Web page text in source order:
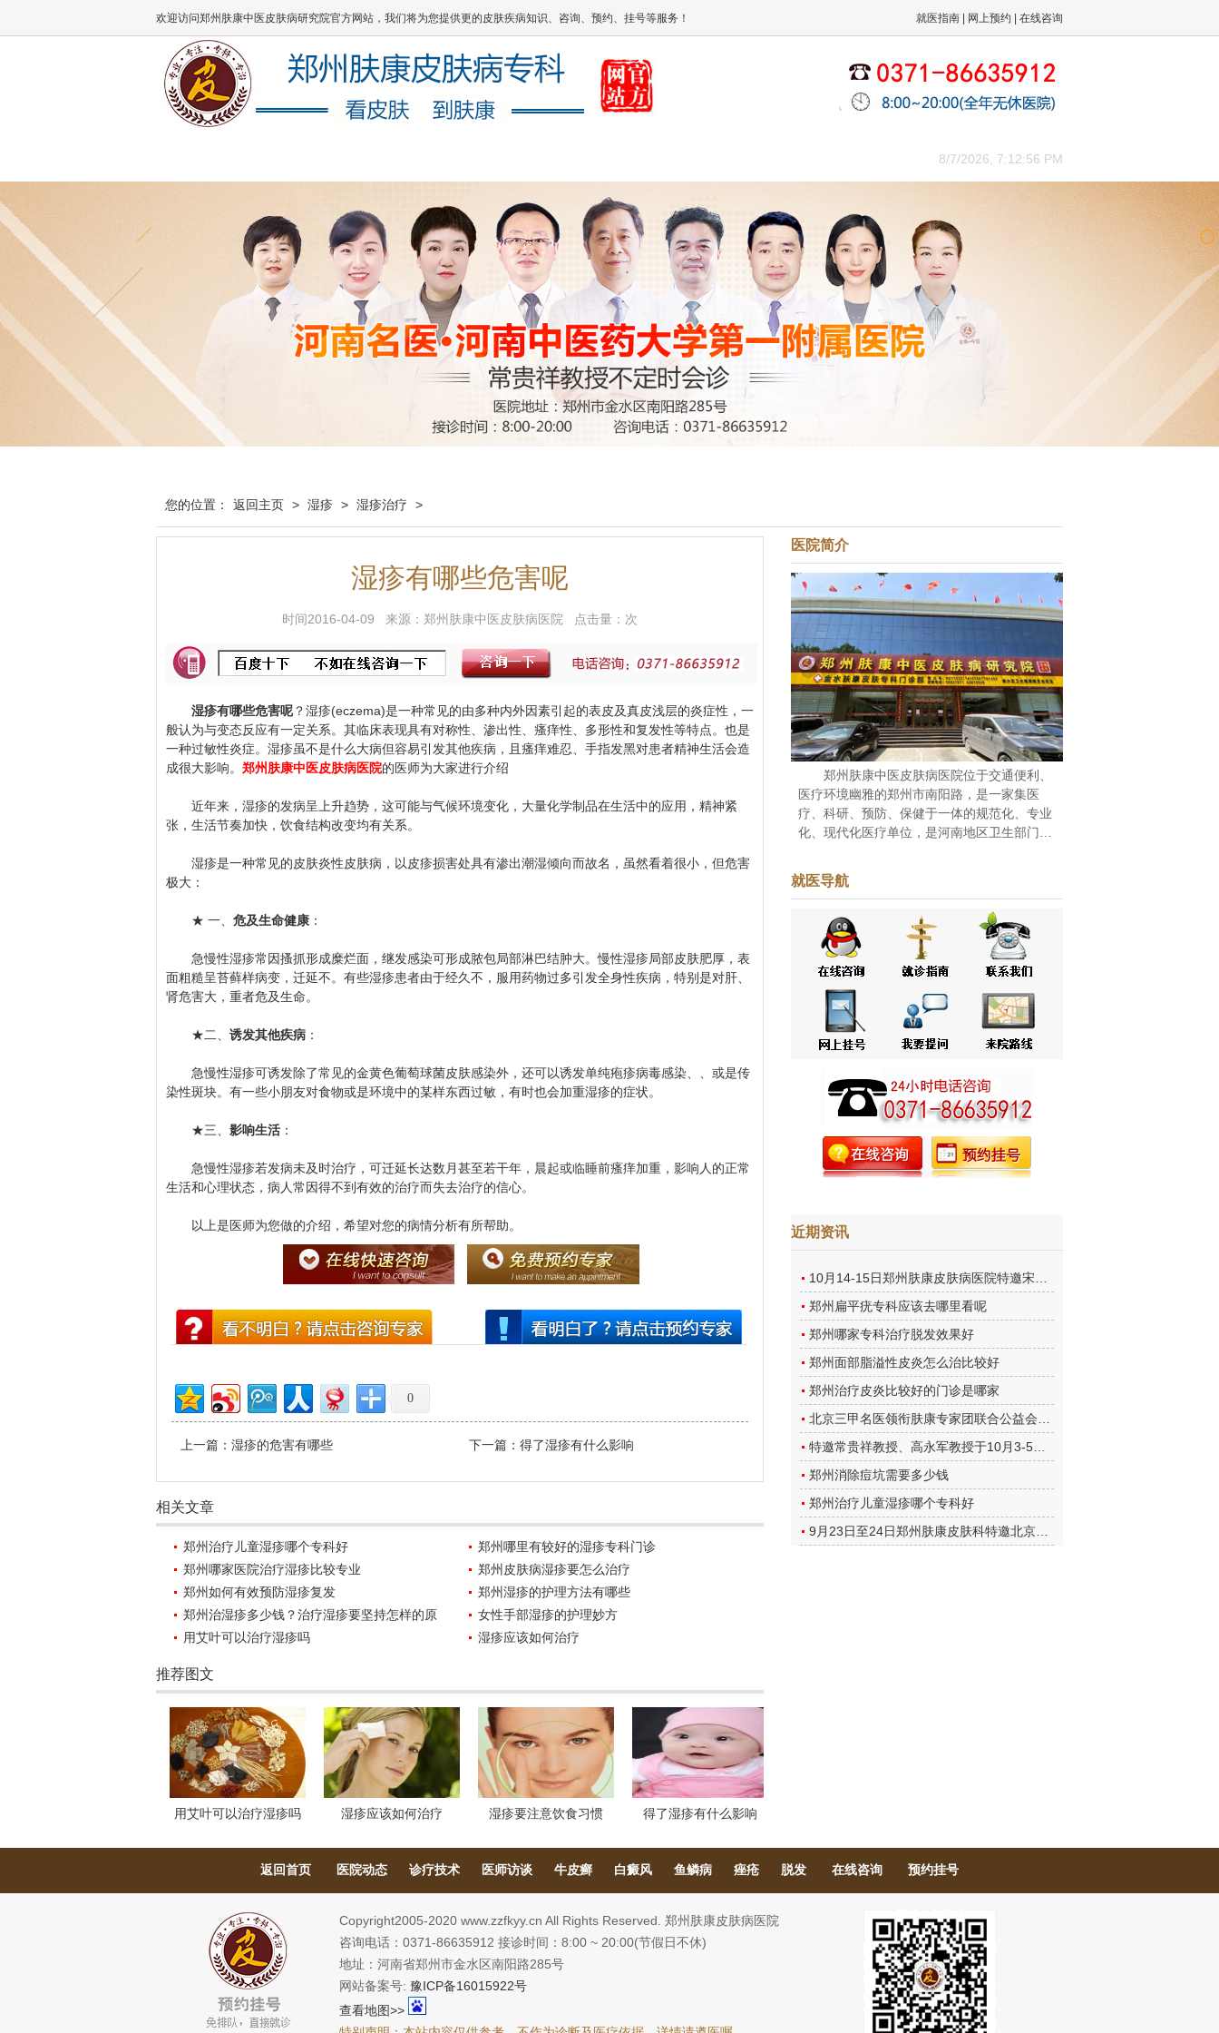
就医指南 网上预约 在线咨询
欢迎访问郑州肤康中医皮肤病研究院官方网站，我们将为您提供更的皮肤疾病知识、咨询、预约、挂号等服务！
8/7/2026, 7:12:57 PM
您的位置： 返回主页 > 湿疹 > 湿疹治疗 >
湿疹有哪些危害呢
时间2016-04-09 来源：郑州肤康中医皮肤病医院 点击量： 次
湿疹有哪些危害呢 ？湿疹(eczema)是一种常见的由多种内外因素引起的表皮及真皮浅层的炎症性，一
般认为与变态反应有一定关系。其临床表现具有对称性、渗出性、瘙痒性、多形性和复发性等特点。也是
一种过敏性炎症。湿疹虽不是什么大病但容易引发其他疾病，且瘙痒难忍、手指发黑对患者精神生活会造
成很大影响。 郑州肤康中医皮肤病医院的医师为大家进行介绍
近年来，湿疹的发病呈上升趋势，这可能与气候环境变化，大量化学制品在生活中的应用，精神紧
张，生活节奏加快，饮食结构改变均有关系。
湿疹是一种常见的皮肤炎性皮肤病，以皮疹损害处具有渗出潮湿倾向而故名，虽然看着很小，但危害
极大：
★ 一、 危及生命健康 ：
急慢性湿疹常因搔抓形成糜烂面，继发感染可形成脓包局部淋巴结肿大。慢性湿疹局部皮肤肥厚，表
面粗糙呈苔藓样病变，迁延不。有些湿疹患者由于经久不，服用药物过多引发全身性疾病，特别是对肝、
肾危害大，重者危及生命。
★二、 诱发其他疾病 ：
急慢性湿疹可诱发除了常见的金黄色葡萄球菌皮肤感染外，还可以诱发单纯疱疹病毒感染、、或是传
染性斑块。有一些小朋友对食物或是环境中的某样东西过敏，有时也会加重湿疹的症状。
★三、 影响生活 ：
急慢性湿疹若发病未及时治疗，可迁延长达数月甚至若干年，晨起或临睡前瘙痒加重，影响人的正常
生活和心理状态，病人常因得不到有效的治疗而失去治疗的信心。
以上是医师为您做的介绍，希望对您的病情分析有所帮助。
0
上一篇： 湿疹的危害有哪些 下一篇： 得了湿疹有什么影响
相关文章
郑州治疗儿童湿疹哪个专科好
郑州哪里有较好的湿疹专科门诊
郑州哪家医院治疗湿疹比较专业
郑州皮肤病湿疹要怎么治疗
郑州如何有效预防湿疹复发
郑州湿疹的护理方法有哪些
郑州治湿疹多少钱？治疗湿疹要坚持怎样的原
女性手部湿疹的护理妙方
用艾叶可以治疗湿疹吗
湿疹应该如何治疗
推荐图文
用艾叶可以治疗湿疹吗 湿疹应该如何治疗 湿疹要注意饮食习惯 得了湿疹有什么影响
医院简介
郑州肤康中医皮肤病医院位于交通便利、
医疗环境幽雅的郑州市南阳路，是一家集医
疗、科研、预防、保健于一体的规范化、专业
化、现代化医疗单位，是河南地区卫生部门批
于白癜风、牛皮癣等皮肤病的研究和治疗。随
着改革...[点击阅读]
就医导航
近期资讯
郑州扁平疣专科应该去哪里看呢
郑州哪家专科治疗脱发效果好
郑州面部脂溢性皮炎怎么治比较好
郑州治疗皮炎比较好的门诊是哪家
郑州消除痘坑需要多少钱
郑州治疗儿童湿疹哪个专科好
返回首页 医院动态 诊疗技术 医师访谈 牛皮癣 白癜风 鱼鳞病 痤疮 脱发 在线咨询 预约挂号
Copyright2005-2020 www.zzfkyy.cn All Rights Reserved. 郑州肤康皮肤病医院
咨询电话：0371-86635912 接诊时间：8:00 ~ 20:00(节假日不休)
地址：河南省郑州市金水区南阳路285号
网站备案号: 豫ICP备16015922号
查看地图>>